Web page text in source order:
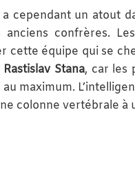
a cependant un atout
anciens confrères.
cette équipe qui se
Rastislav Stana, car les
maximum.
colonne vertébrale à